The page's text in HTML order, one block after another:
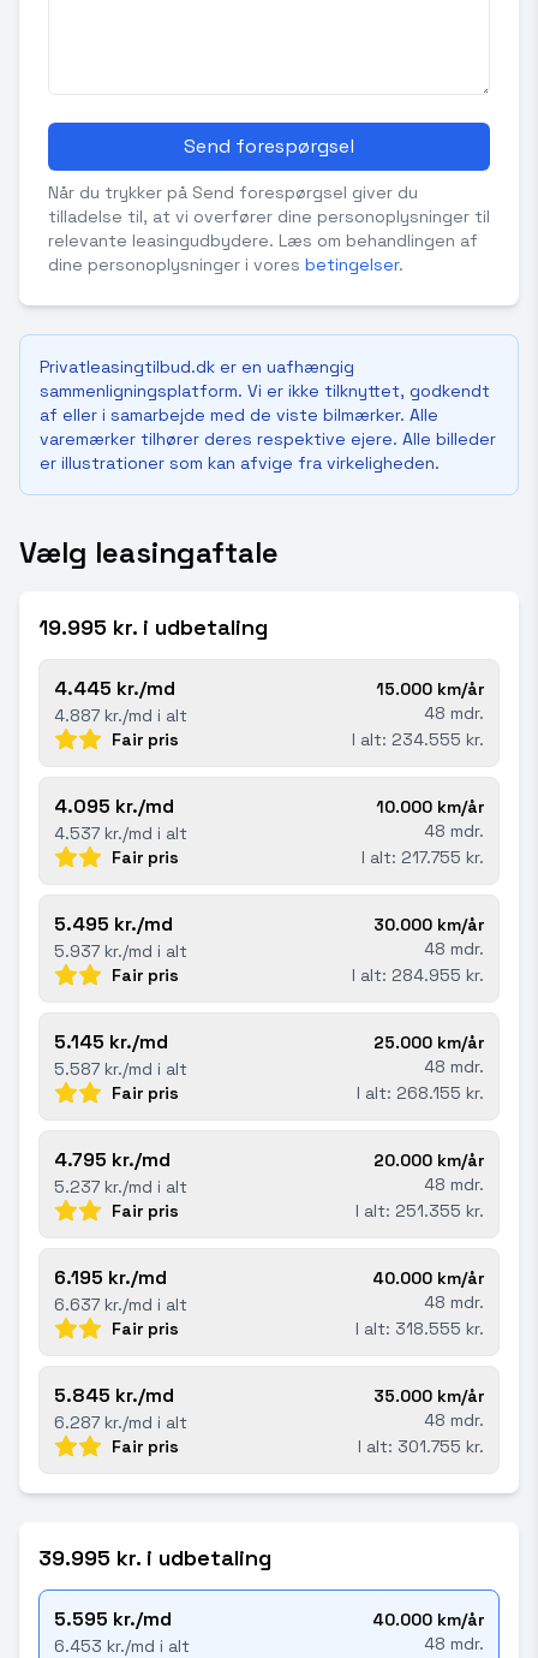
Send forespørgsel
Når du trykker på Send forespørgsel giver du
tilladelse til, at vi overfører dine personoplysninger til
relevante leasingudbydere. Læs om behandlingen af
dine personoplysninger i vores betingelser.
Privatleasingtilbud.dk er en uafhængig
sammenligningsplatform. Vi er ikke tilknyttet, godkendt
af eller i samarbejde med de viste bilmærker. Alle
varemærker tilhører deres respektive ejere. Alle billeder
er illustrationer som kan afvige fra virkeligheden.
Vælg leasingaftale
19.995 kr. i udbetaling
4.445 kr./md
4.887 kr./md i alt
15.000 km/år
48 mdr.
Fair pris
I alt: 234.555 kr.
4.095 kr./md
4.537 kr./md i alt
10.000 km/år
48 mdr.
Fair pris
I alt: 217.755 kr.
5.495 kr./md
5.937 kr./md i alt
30.000 km/år
48 mdr.
Fair pris
I alt: 284.955 kr.
5.145 kr./md
5.587 kr./md i alt
25.000 km/år
48 mdr.
Fair pris
I alt: 268.155 kr.
4.795 kr./md
5.237 kr./md i alt
20.000 km/år
48 mdr.
Fair pris
I alt: 251.355 kr.
6.195 kr./md
6.637 kr./md i alt
40.000 km/år
48 mdr.
Fair pris
I alt: 318.555 kr.
5.845 kr./md
6.287 kr./md i alt
35.000 km/år
48 mdr.
Fair pris
I alt: 301.755 kr.
39.995 kr. i udbetaling
5.595 kr./md
6.453 kr./md i alt
40.000 km/år
48 mdr.